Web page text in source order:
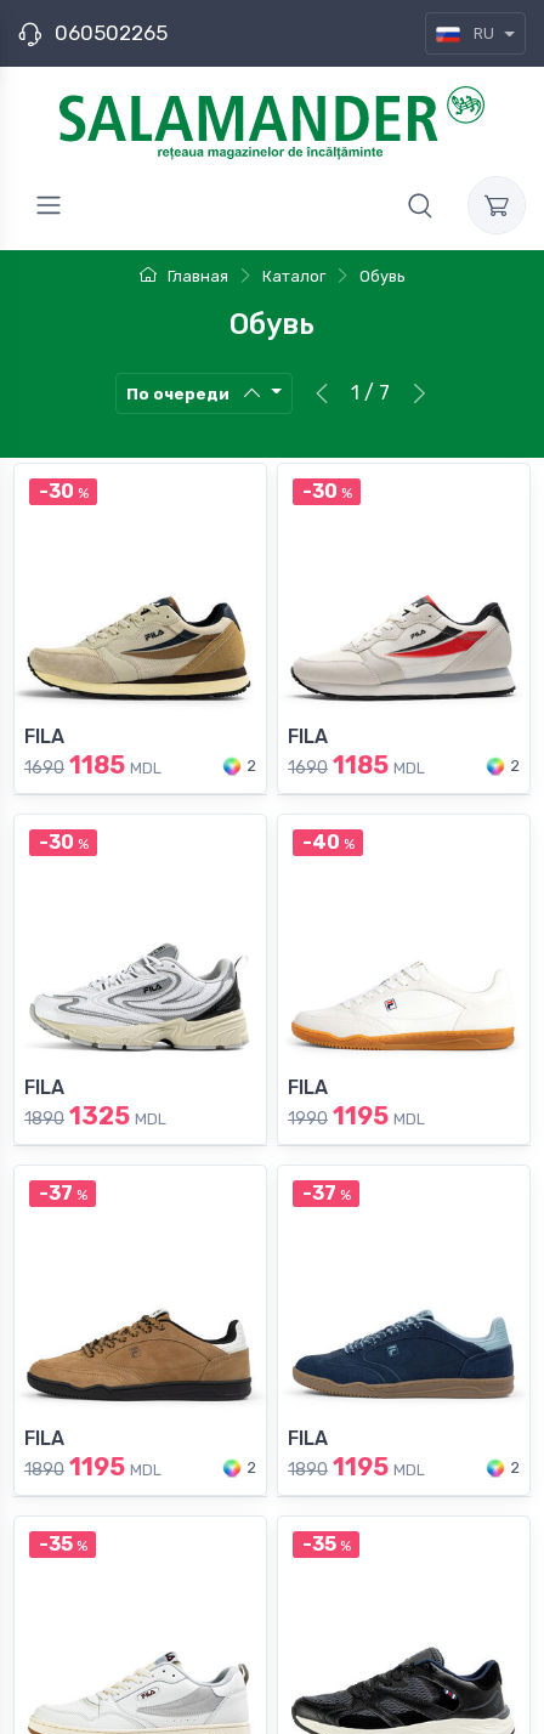
060502265 RU
Главная Каталог Обувь
Обувь
По очереди 1 / 7
-30 %
FILA
1690 1185 MDL 2
-30 %
FILA
1690 1185 MDL 2
-30 %
FILA
1890 1325 MDL
-40 %
FILA
1990 1195 MDL
-37 %
FILA
1890 1195 MDL 2
-37 %
FILA
1890 1195 MDL 2
-35% -35%